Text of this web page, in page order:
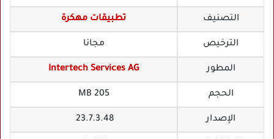
التصنيف تطبيقات مهكرة
الترخيص مجانا
المطور Intertech Services AG
الحجم 205 MB
الإصدار 23.7.3.48